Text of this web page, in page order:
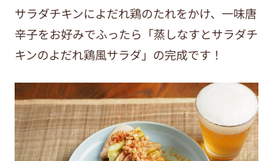
サラダチキンによだれ鶏のたれをかけ、一味唐
辛子をお好みでふったら「蒸しなすとサラダチ
キンのよだれ鶏風サラダ」の完成です！